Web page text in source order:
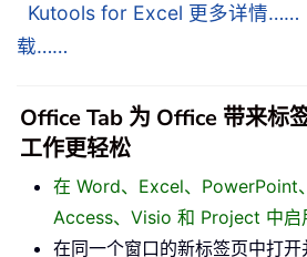
Kutools for Excel 更多详情……
载……
Office Tab 为 Office 带来标
工作更轻松
在 Word、Excel、PowerPoint
Access、Visio 和 Project 中启
在同一个窗口的新标签页中打